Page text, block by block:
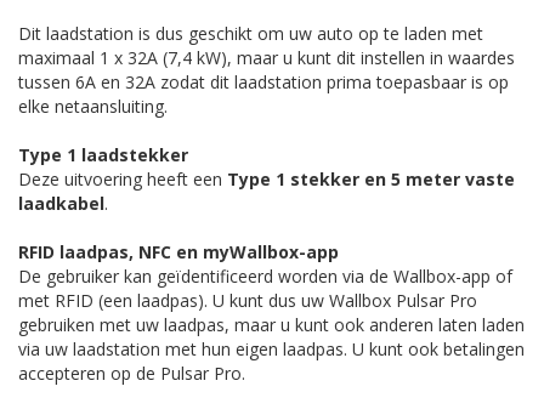
Dit laadstation is dus geschikt om uw auto op te laden met
maximaal 1 x 32A (7,4 kW), maar u kunt dit instellen in waardes
tussen 6A en 32A zodat dit laadstation prima toepasbaar is op
elke netaansluiting.
Type 1 laadstekker
Deze uitvoering heeft een Type 1 stekker en 5 meter vaste
laadkabel.
RFID laadpas, NFC en myWallbox-app
De gebruiker kan geïdentificeerd worden via de Wallbox-app of
met RFID (een laadpas). U kunt dus uw Wallbox Pulsar Pro
gebruiken met uw laadpas, maar u kunt ook anderen laten laden
via uw laadstation met hun eigen laadpas. U kunt ook betalingen
accepteren op de Pulsar Pro.